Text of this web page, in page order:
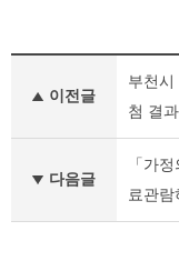
음
이전글
부천시
첨 결
다음글
「가
료관람